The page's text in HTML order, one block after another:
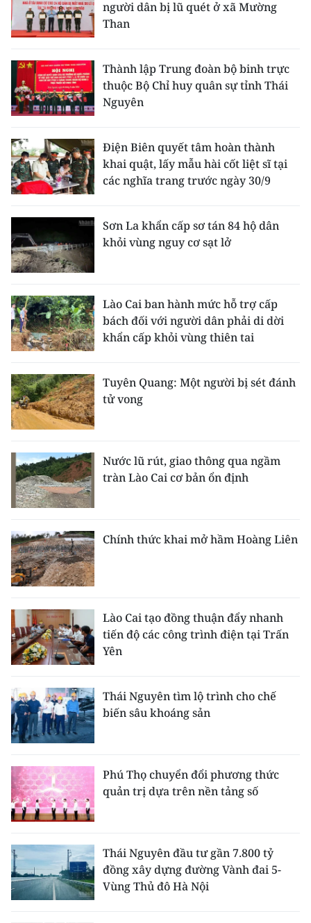
người dân bị lũ quét ở xã Mường
Than
Thành lập Trung đoàn bộ binh trực
thuộc Bộ Chỉ huy quân sự tỉnh Thái
Nguyên
Điện Biên quyết tâm hoàn thành
khai quật, lấy mẫu hài cốt liệt sĩ tại
các nghĩa trang trước ngày 30/9
Sơn La khẩn cấp sơ tán 84 hộ dân
khỏi vùng nguy cơ sạt lở
Lào Cai ban hành mức hỗ trợ cấp
bách đối với người dân phải di dời
khẩn cấp khỏi vùng thiên tai
Tuyên Quang: Một người bị sét đánh
tử vong
Nước lũ rút, giao thông qua ngầm
tràn Lào Cai cơ bản ổn định
Chính thức khai mở hầm Hoàng Liên
Lào Cai tạo đồng thuận đẩy nhanh
tiến độ các công trình điện tại Trấn
Yên
Thái Nguyên tìm lộ trình cho chế
biến sâu khoáng sản
Phú Thọ chuyển đổi phương thức
quản trị dựa trên nền tảng số
Thái Nguyên đầu tư gần 7.800 tỷ
đồng xây dựng đường Vành đai 5-
Vùng Thủ đô Hà Nội